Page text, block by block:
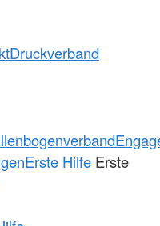
Druckverband
Erste Hilfe Erste